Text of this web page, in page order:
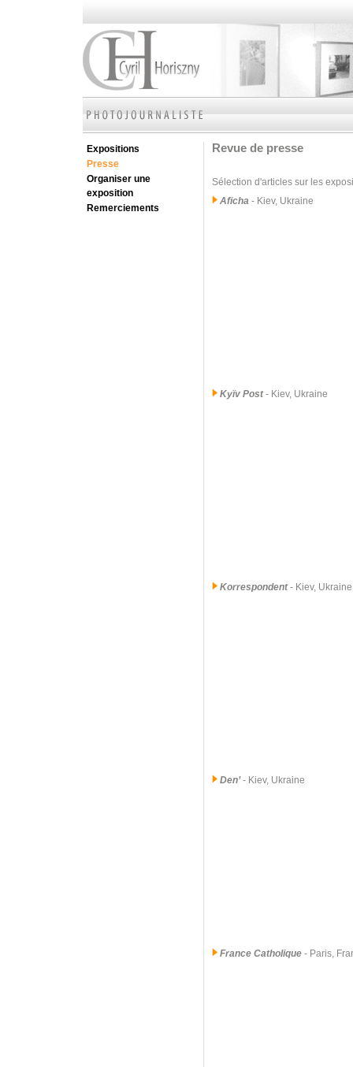
Expositions
Presse
Organiser une
exposition
Remerciements
Revue de presse
Sélection d'articles sur les
Aficha - Kiev, Ukraine
Kyïv Post- Kiev, Ukraine
Korrespondent- Kiev, Ukraine
Den’- Kiev, Ukraine
France Catholique - Paris,